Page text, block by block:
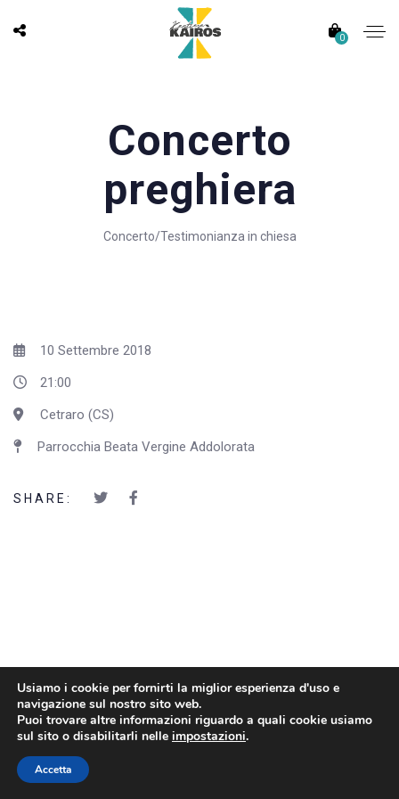
0
Concerto
preghiera
Concerto/Testimonianza in chiesa
10 Settembre 2018
21:00
Cetraro (CS)
Parrocchia Beata Vergine Addolorata
SHARE:
Usiamo i cookie per fornirti la miglior esperienza d'uso e
navigazione sul nostro sito web.
Puoi trovare altre informazioni riguardo a quali cookie usiamo
sul sito o disabilitarli nelle impostazioni.
Accetta